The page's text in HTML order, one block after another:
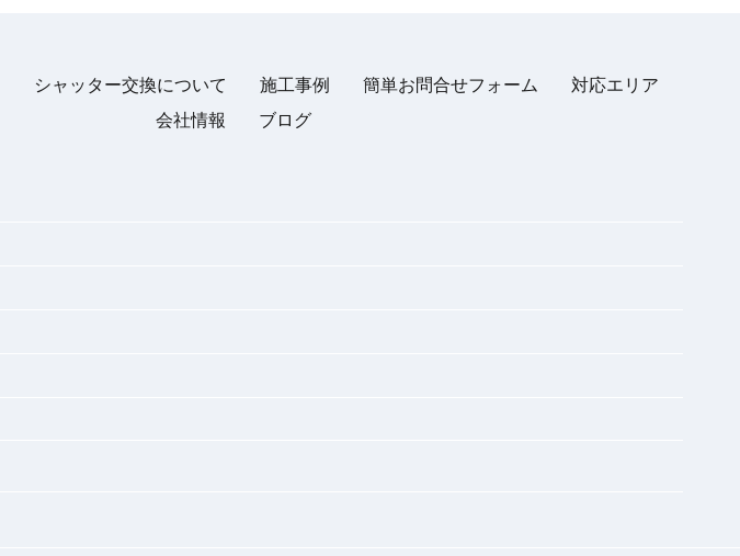
シャッター交換について 施工事例 簡単お問合せフォーム
対応エリア
会社情報
ブログ